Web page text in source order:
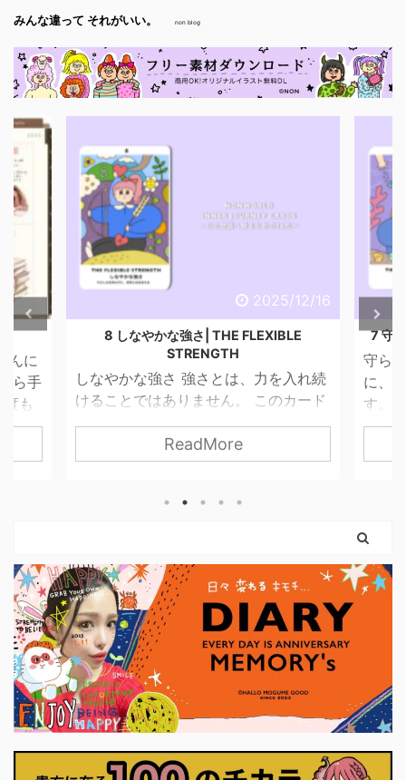
みんな違って それがいい。 non blog
4/29
んに
ら手
も
せ
思っ
ーに
ま
押せ
2025/12/16
8 しなやかな強さ| THE FLEXIBLE
STRENGTH
しなやかな強さ 強さとは、力を入れ続
けることではありません。 このカード
が描くのは、やさしさを失わずに、世
界と関わっていく力。 無理に押し切ら
なくてもいい。 我慢し続けなくてもい
け力を使えばいいのです。 弓を引く手
に、やさしさを捨てなくていい」 とい
うことを教えてくれます。 前のカード
で育ててきた意志は、 ここで初めて、
外の世界に触れはじめます。 それは大
きな行動でなくてもかまいません。 小
さく ...
ReadMore
7 守
守ら
に、
す。
って
ちゃ
りも
に、